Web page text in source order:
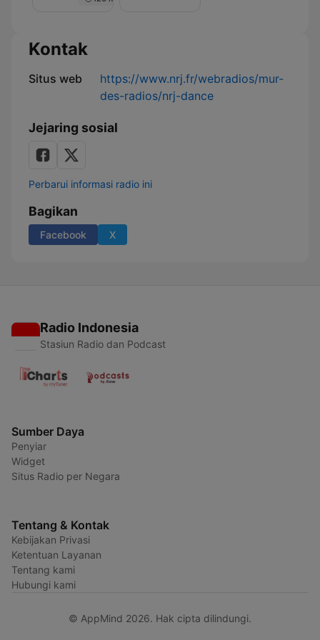
sur
NRJ
Kontak
Situs web
https://www.nrj.fr/webradios/mur-
des-radios/nrj-dance
Jejaring sosial
Perbarui informasi radio ini
Bagikan
Facebook X
Radio Indonesia
Stasiun Radio dan Podcast
Sumber Daya
Penyiar
Widget
Situs Radio per Negara
Tentang & Kontak
Kebijakan Privasi
Ketentuan Layanan
Tentang kami
Hubungi kami
© AppMind 2026. Hak cipta dilindungi.